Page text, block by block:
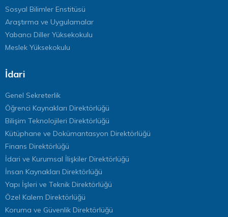
Sosyal Bilimler Enstitüsü
Araştırma ve Uygulamalar
Yabancı Diller Yüksekokulu
Meslek Yüksekokulu
İdari
Genel Sekreterlik
Öğrenci Kaynakları Direktörlüğü
Bilişim Teknolojileri Direktörlüğü
Kütüphane ve Dokümantasyon Direktörlüğü
Finans Direktörlüğü
İdari ve Kurumsal İlişkiler Direktörlüğü
İnsan Kaynakları Direktörlüğü
Yapı İşleri ve Teknik Direktörlüğü
Özel Kalem Direktörlüğü
Koruma ve Güvenlik Direktörlüğü